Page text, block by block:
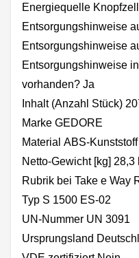
Energiequelle
Entsorgungshinweise
Entsorgungshinweise
Entsorgungshinweise
vorhanden? Ja
Inhalt (Anzahl Stück)
Marke GEDORE
Material ABS-Kunststoff
Netto-Gewicht [kg] 28,3
Rubrik bei Take e Way
Typ S 1500 ES-02
UN-Nummer UN 3091
Ursprungsland